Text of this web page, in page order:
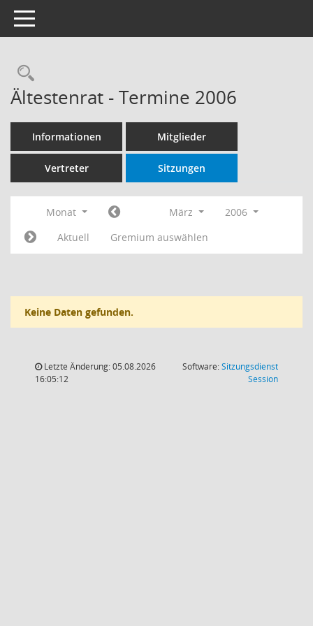
Toggle navigation
Rechercheauswahl
Ältestenrat - Termine 2006
Informationen Mitglieder
Vertreter Sitzungen
Monat März
2006
Aktuell
Gremium auswählen
Keine Daten gefunden.
Letzte Änderung: 05.08.2026
16:05:12
Software:Sitzungsdienst
Session(Wird in